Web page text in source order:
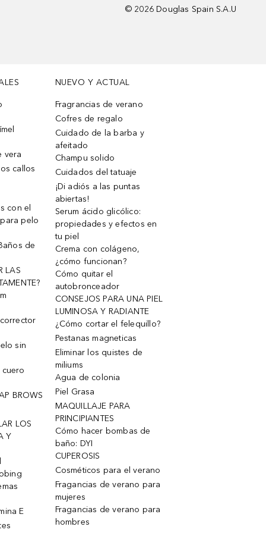
© 2026 Douglas Spain S.A.U
vera
callos
con el
pelo
de
LAS
sin
BROWS
LOS
Y
E
NUEVO Y ACTUAL
Fragrancias de verano
Cofres de regalo
Cuidado de la barba y
afeitado
Champu solido
Cuidados del tatuaje
¡Di adiós a las puntas
abiertas!
Serum ácido glicólico:
propiedades y efectos en
tu piel
Crema con colágeno,
¿cómo funcionan?
Cómo quitar el
autobronceador
CONSEJOS PARA UNA PIEL
LUMINOSA Y RADIANTE
¿Cómo cortar el felequillo?
Pestanas magneticas
Eliminar los quistes de
miliums
Agua de colonia
Piel Grasa
MAQUILLAJE PARA
PRINCIPIANTES
Cómo hacer bombas de
baño: DYI
CUPEROSIS
Cosméticos para el verano
Fragancias de verano para
mujeres
Fragancias de verano para
hombres